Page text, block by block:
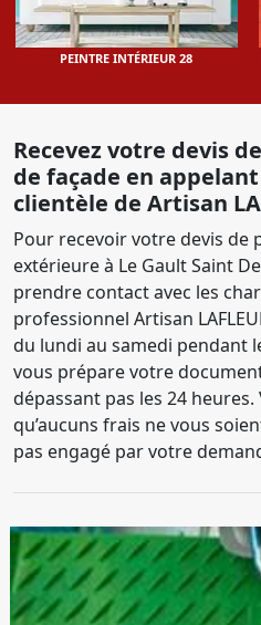
PEINTRE INTÉRIEUR 28
Recevez votre devis
de façade en
clientèle de Artisan
Pour recevoir votre devis de
extérieure à Le Gault Saint
prendre contact avec les
professionnel Artisan
du lundi au samedi pendant
vous prépare votre
dépassant pas les 24
qu’aucuns frais ne vous
pas engagé par votre